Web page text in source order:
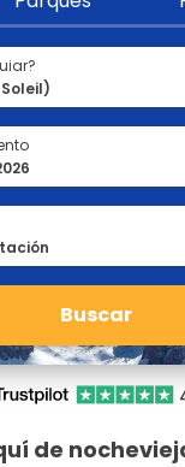
Buscar
de